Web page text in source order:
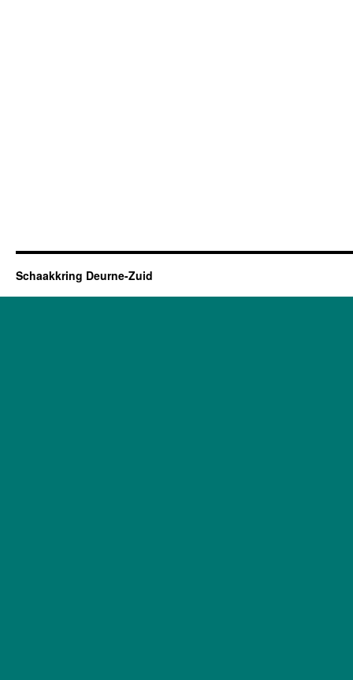
Schaakkring Deurne-Zuid